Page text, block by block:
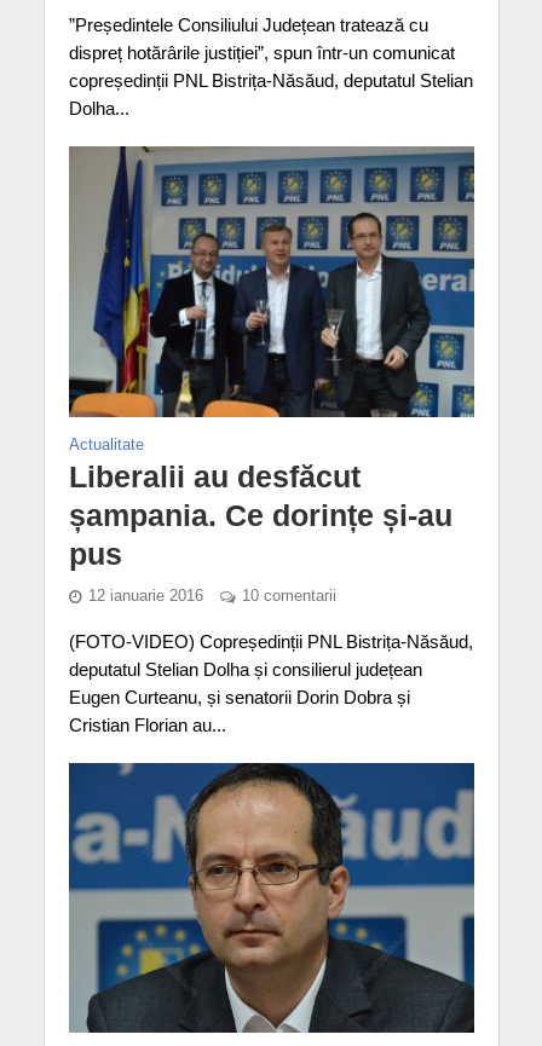
”Președintele Consiliului Județean tratează cu
dispreț hotărârile justiției”, spun într-un comunicat
copreședinții PNL Bistrița-Năsăud, deputatul Stelian
Dolha...
Actualitate
Liberalii au desfăcut
șampania. Ce dorințe și-au
pus
12 ianuarie 2016 10 comentarii
(FOTO-VIDEO) Copreședinții PNL Bistrița-Năsăud,
deputatul Stelian Dolha și consilierul județean
Eugen Curteanu, și senatorii Dorin Dobra și
Cristian Florian au...